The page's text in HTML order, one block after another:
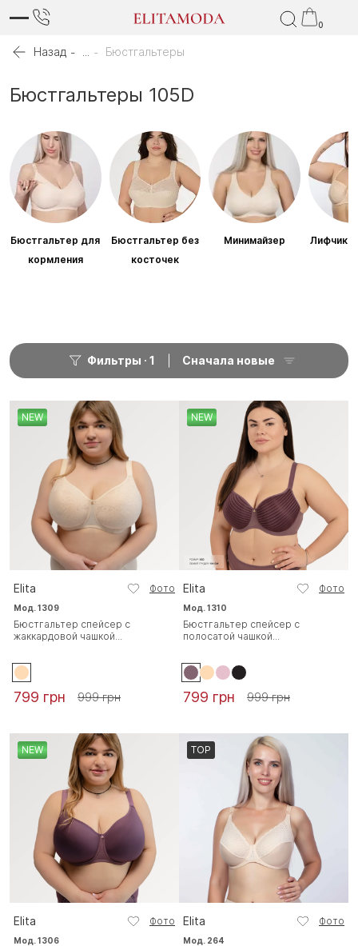
0
Назад Бюстгальтеры
Бюстгальтеры 105D
Бюстгальтер для
кормления
Бюстгальтер без
косточек
Минимайзер Лифчик
Фильтры 1 Сначала новые
NEW
Elita Фото
Мод. 1309
Бюстгальтер спейсер с
жаккардовой чашкой...
799 грн 999 грн
NEW
Elita Фото
Мод. 1310
Бюстгальтер спейсер с
полосатой чашкой...
799 грн 999 грн
NEW
Elita Фото
Мод. 1306
TOP
Elita Фото
Мод. 264